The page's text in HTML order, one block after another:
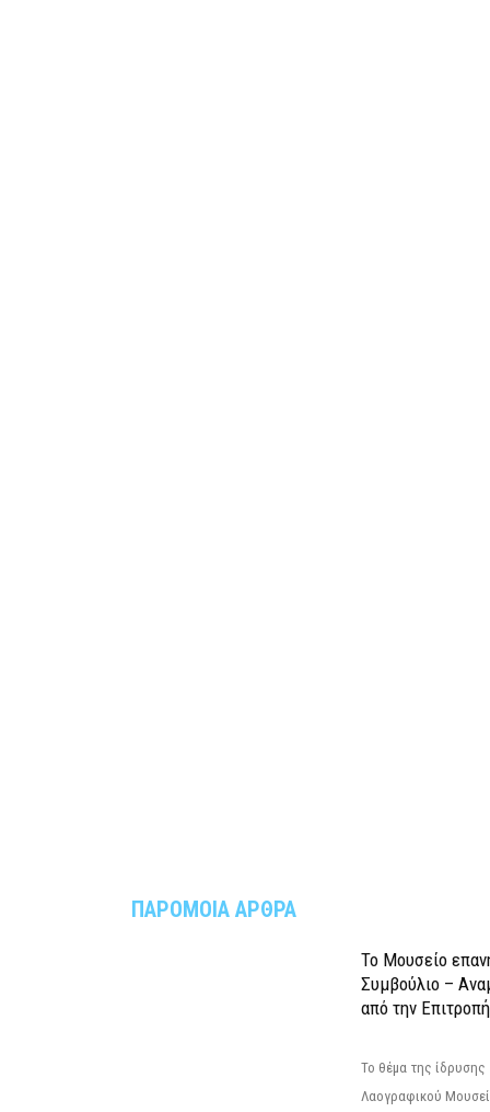
ΠΑΡΟΜΟΙΑ ΑΡΘΡΑ
Το Μουσείο
Συμβούλιο –
από την Επιτροπή
Το θέμα της ίδρυσης
Λαογραφικού